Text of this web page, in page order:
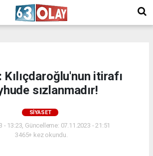
Kılıçdaroğlu'nun itirafı
sızlanmadır!
SIYASET
- 13:23, Güncelleme: 07.11.2023 - 21:51
3465+ kez okundu.